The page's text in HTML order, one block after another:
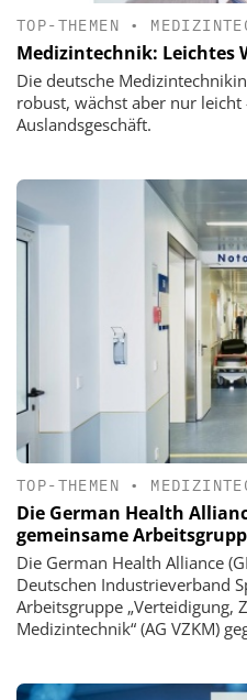
TOP-THEMEN •
Medizintechnik: Leichtes
Die deutsche
robust, wächst aber nur
Auslandsgeschäft.
TOP-THEMEN •
Die German Health
gemeinsame
Die German Health Alliance
Deutschen Industrieverband
Arbeitsgruppe „Verteidigung,
Medizintechnik“ (AG VZKM)